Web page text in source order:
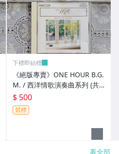
下標即結標
《絕版專賣》ONE HOUR B.G.
M. / 西洋情歌演奏曲系列 (共3
CD.日本Denon.無IFPI)
$ 500
競標
看全部